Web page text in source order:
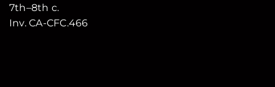
7th–8th c.
Inv. CA-CFC.466